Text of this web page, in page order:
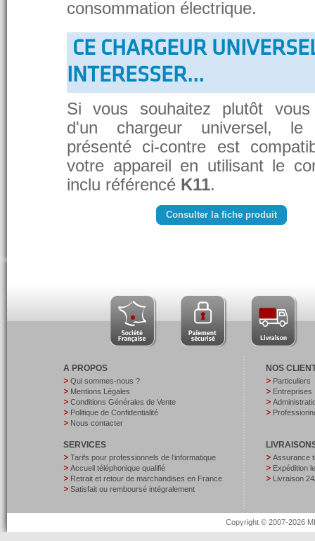
consommation électrique.
CE CHARGEUR
INTERESSER...
Si vous souhaitez plutôt vous
d'un chargeur universel, le
présenté ci-contre est
votre appareil en utilisant le
inclu référencé K11.
Consulter la fiche produit
A PROPOS
Qui sommes-nous ?
Mentions Légales
Conditions Générales de Vente
Politique de Confidentialité
Nous contacter
SERVICES
Tarifs pour professionnels de l’informatique
Accueil téléphonique qualifié
Retrait et retour de marchandises en France
Satisfait ou remboursé intégralement
NOS
Particuliers
Entreprises
Assurance
Expédition
Livraison
Copyright © 2007-2026